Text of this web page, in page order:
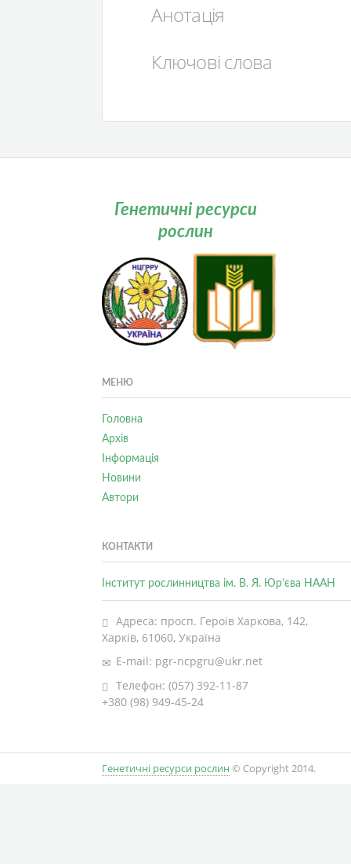
Анотація
Ключові слова
Генетичні ресурси
рослин
МЕНЮ
Головна
Архів
Інформація
Новини
Автори
КОНТАКТИ
Інститут рослинництва ім. В. Я. Юр’єва НААН
Адреса: просп. Героїв Харкова, 142,
Харків, 61060, Україна
E-mail: pgr-ncpgru@ukr.net
Телефон: (057) 392-11-87
+380 (98) 949-45-24
Генетичні ресурси рослин © Copyright 2014.